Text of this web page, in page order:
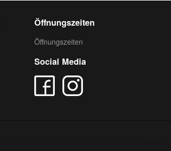
Öffnungszeiten
Öffnungszeiten
Social Media